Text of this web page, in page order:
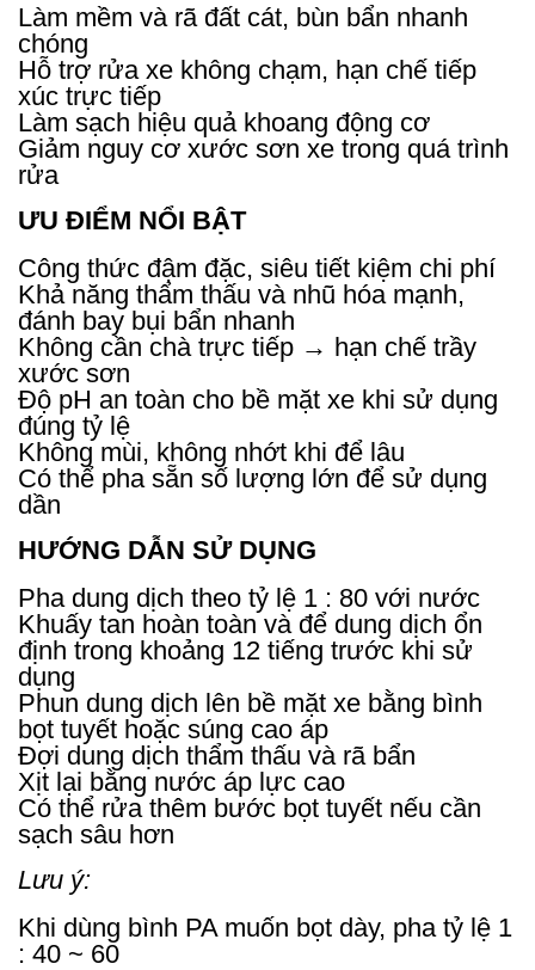
Làm mềm và rã đất cát, bùn bẩn nhanh
chóng
Hỗ trợ rửa xe không chạm, hạn chế tiếp
xúc trực tiếp
Làm sạch hiệu quả khoang động cơ
Giảm nguy cơ xước sơn xe trong quá trình
rửa
ƯU ĐIỂM NỔI BẬT
Công thức đậm đặc, siêu tiết kiệm chi phí
Khả năng thẩm thấu và nhũ hóa mạnh,
đánh bay bụi bẩn nhanh
Không cần chà trực tiếp → hạn chế trầy
xước sơn
Độ pH an toàn cho bề mặt xe khi sử dụng
đúng tỷ lệ
Không mùi, không nhớt khi để lâu
Có thể pha sẵn số lượng lớn để sử dụng
dần
HƯỚNG DẪN SỬ DỤNG
Pha dung dịch theo tỷ lệ 1 : 80 với nước
Khuấy tan hoàn toàn và để dung dịch ổn
định trong khoảng 12 tiếng trước khi sử
dụng
Phun dung dịch lên bề mặt xe bằng bình
bọt tuyết hoặc súng cao áp
Đợi dung dịch thẩm thấu và rã bẩn
Xịt lại bằng nước áp lực cao
Có thể rửa thêm bước bọt tuyết nếu cần
sạch sâu hơn
Lưu ý:
Khi dùng bình PA muốn bọt dày, pha tỷ lệ 1
: 40 ~ 60